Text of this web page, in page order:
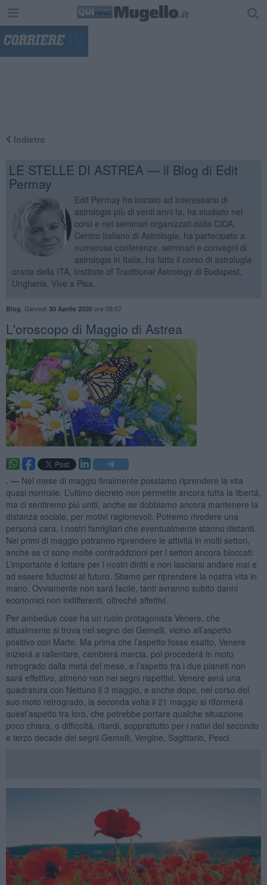
Indietro
LE STELLE DI ASTREA — il Blog di Edit
Permay
Edit Permay ha iniziato ad interessarsi di
astrologia più di venti anni fa, ha studiato nei
corsi e nei seminari organizzati dalla CIDA,
Centro Italiano di Astrologia, ha partecipato a
numerose conferenze, seminari e convegni di
astrologia in Italia, ha fatto il corso di astrologia
oraria della ITA, Institute of Traditional Astrology di Budapest,
Ungheria. Vive a Pisa.
Blog Giovedì 30 Aprile 2020ore 08:07
L'oroscopo di Maggio di Astrea
. — Nel mese di maggio finalmente possiamo riprendere la vita
quasi normale. L’ultimo decreto non permette ancora tutta la libertá,
ma ci sentiremo piú uniti, anche se dobbiamo ancora mantenere la
distanza sociale, per motivi ragionevoli. Potremo rivedere una
persona cara, i nostri famigliari che eventualmente stanno distanti.
Nei primi di maggio potranno riprendere le attivitá in molti settori,
anche se ci sono molte contraddizioni per i settori ancora bloccati.
L’importante é lottare per i nostri diritti e non lasciarsi andare mai e
ad essere fiduciosi al futuro. Stiamo per riprendere la nostra vita in
mano. Ovviamente non sará facile, tanti avranno subito danni
economici non indifferenti, oltreché affettivi.
Per ambedue cose ha un ruolo protagonista Venere, che
attualmente si trova nel segno dei Gemelli, vicino all’aspetto
positivo con Marte. Ma prima che l’aspetto fosse esatto, Venere
inizierá a rallentare, cambierá marcia, poi procederá in moto
retrogrado dalla metá del mese, e l’aspetto tra i due pianeti non
sará effettivo, almeno non nei segni rispettivi. Venere avrá una
quadratura con Nettuno il 3 maggio, e anche dopo, nel corso del
suo moto retrogrado, la seconda volta il 21 maggio si riformerá
quest’aspetto tra loro, che potrebbe portare qualche situazione
poco chiara, o difficoltá, ritardi, sopprattutto per i nativi del secondo
e terzo decade dei segni Gemelli, Vergine, Sagittario, Pesci.